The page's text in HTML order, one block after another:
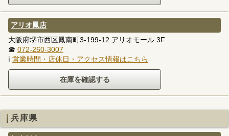
アリオ鳳店
大阪府堺市西区鳳南町3-199-12 アリオモール 3F
☎ 072-260-3007
ℹ 営業時間・店休日・アクセス情報はこちら
兵庫県